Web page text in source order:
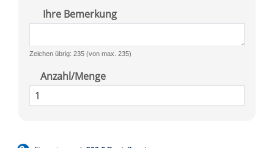
Ihre Bemerkung
Zeichen übrig: 235 (von max. 235)
Anzahl/Menge